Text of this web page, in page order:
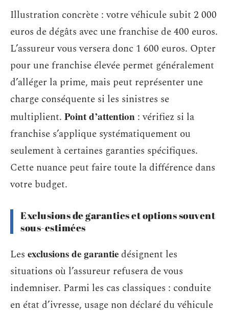
Illustration concrète : votre véhicule subit 2 000
euros de dégâts avec une franchise de 400 euros.
L’assureur vous versera donc 1 600 euros. Opter
pour une franchise élevée permet généralement
d’alléger la prime, mais peut représenter une
charge conséquente si les sinistres se
multiplient. Point d’attention : vérifiez si la
franchise s’applique systématiquement ou
seulement à certaines garanties spécifiques.
Cette nuance peut faire toute la différence dans
votre budget.
Exclusions de garanties et options souvent
sous-estimées
Les exclusions de garantiedésignent les
situations où l’assureur refusera de vous
indemniser. Parmi les cas classiques : conduite
en état d’ivresse, usage non déclaré du véhicule